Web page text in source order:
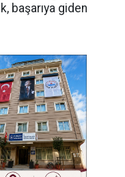
başarıya giden